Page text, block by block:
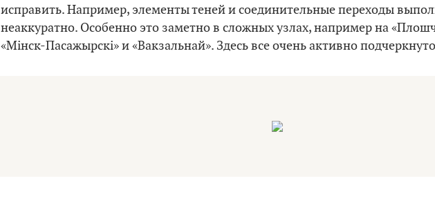
исправить. Например, элементы теней и соединительные переходы
неаккуратно. Особенно это заметно в сложных узлах, например на
«Мінск-Пасажырскі» и «Вакзальнай». Здесь все очень активно